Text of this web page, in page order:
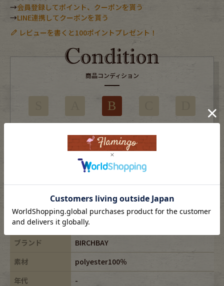
Accessory Shoes
Belt antique goods
Keyring vintage bicycle
→会員登録してポイント、クーポンを貰う
→LINE連携してクーポンを貰う
レビューを書くと100ポイントプレゼント！
商品コンディション
B
使用感はあるがダメージの少ない商品
※USEDですので使用感などございますが、まだまだご愛用していただけます。
古着という事をご理解の上ご注文よろしくお願いします。
※全体に色あせがございます。
※古着は洗濯、検品などのケアを行っております。
表記サイズ
XL
ブランド
BIRCHBAY
素材
polyester100％
年代
-